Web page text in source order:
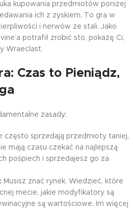
kupowania przedmiotów poniżej
ich z zyskiem. To gra w
i nerwów ze stali. Jako
potrafił zrobić sto, pokażę Ci,
Wraeclast.
Czas to Pieniądz,
zasady:
często sprzedają przedmioty taniej,
mają czasu czekać na najlepszą
pośpiech i sprzedajesz go za
Musisz znać rynek. Wiedzieć, które
mecie, jakie modyfikatory są
są wartościowe. Im więcej